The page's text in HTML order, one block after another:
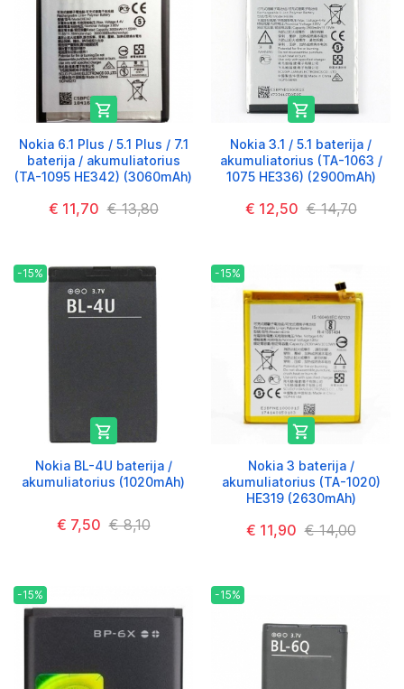

Nokia 6.1 Plus / 5.1 Plus / 7.1
baterija / akumuliatorius
(TA-1095 HE342) (3060mAh)
€ 11,70 € 13,80

Nokia 3.1 / 5.1 baterija /
akumuliatorius (TA-1063 /
1075 HE336) (2900mAh)
€ 12,50 € 14,70
-15%

Nokia BL-4U baterija /
akumuliatorius (1020mAh)
€ 7,50 € 8,10
-15%

Nokia 3 baterija /
akumuliatorius (TA-1020)
HE319 (2630mAh)
€ 11,90 € 14,00
-15% -15%